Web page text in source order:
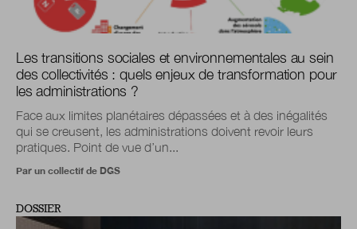
Les transitions sociales et environnementales au sein
des collectivités : quels enjeux de transformation pour
les administrations ?
Face aux limites planétaires dépassées et à des inégalités
qui se creusent, les administrations doivent revoir leurs
pratiques. Point de vue d’un...
Par un collectif de DGS
DOSSIER